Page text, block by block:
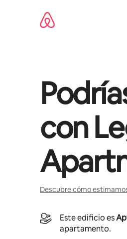
con
Descubre cómo
Este edificio es
apartamento.